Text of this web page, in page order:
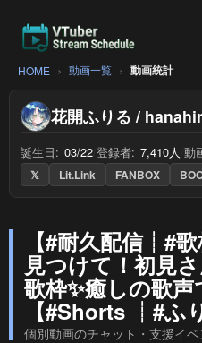
HOME 動画一覧 動画統計
花開ふりる /
誕生日: 03/22 登録者: 7,410人 動
𝕏
Lit.Link FANBOX
【#耐久配信┊︎#
見つけて！初見
歌枠✨癒しの歌
【#Shorts ┊︎#ふ
個別動画のチャット・支援イ